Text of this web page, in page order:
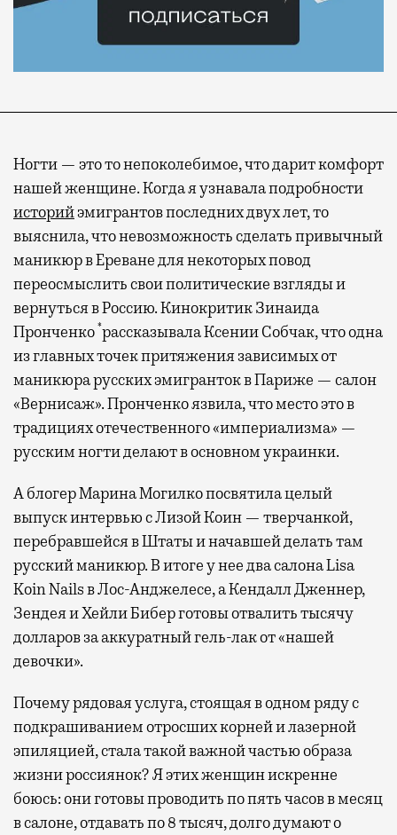
Ногти — это то непоколебимое, что дарит комфорт
нашей женщине. Когда я узнавала подробности
историйэмигрантов последних двух лет, то
выяснила, что невозможность сделать привычный
маникюр в Ереване для некоторых повод
переосмыслить свои политические взгляды и
вернуться в Россию. Кинокритик Зинаида
Пронченко*рассказывала Ксении Собчак, что одна
из главных точек притяжения зависимых от
маникюра русских эмигранток в Париже — салон
«Вернисаж». Пронченко язвила, что место это в
традициях отечественного «империализма» —
русским ногти делают в основном украинки.
А блогер Марина Могилко посвятила целый
выпуск интервью с Лизой Коин — тверчанкой,
перебравшейся в Штаты и начавшей делать там
русский маникюр. В итоге у нее два салона Lisa
Koin Nails в Лос-Анджелесе, а Кендалл Дженнер,
Зендея и Хейли Бибер готовы отвалить тысячу
долларов за аккуратный гель-лак от «нашей
девочки».
Почему рядовая услуга, стоящая в одном ряду с
подкрашиванием отросших корней и лазерной
эпиляцией, стала такой важной частью образа
жизни россиянок? Я этих женщин искренне
боюсь: они готовы проводить по пять часов в месяц
в салоне, отдавать по 8 тысяч, долго думают о